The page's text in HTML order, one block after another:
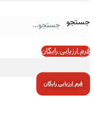
جستجو
فرم ارزیابی رایگان
فرم ارزیابی رایگان